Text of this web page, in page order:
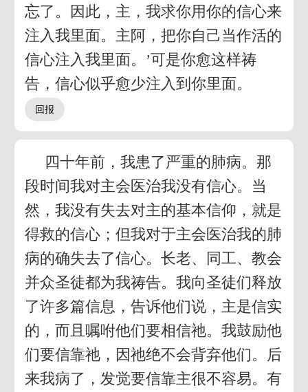
忘了。因此，主，我求你用你的信心来
注入我里面。主阿，把你自己当作活的
信心注入我里面。’可是你愈这样祷
告，信心似乎愈少注入到你里面。
四十年前，我患了严重的肺病。那
段时间我对主会医治我没有信心。当
然，我没有失去对主的基本信仰，就是
得救的信心；但我对于主会医治我的肺
病的确失去了信心。长老、同工、教会
并众圣徒都为我祷告。我向圣徒们释放
了许多篇信息，告诉他们说，主是信实
的，而且嘱咐他们要相信祂。我鼓励他
们要信靠祂，因祂绝不会背弃他们。后
来我病了，发觉要信靠主很不容易。有